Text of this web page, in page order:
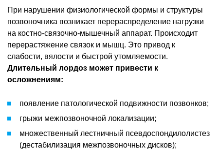
При нарушении физиологической формы и структуры
позвоночника возникает перераспределение нагрузки
на костно-связочно-мышечный аппарат. Происходит
перерастяжение связок и мышц. Это привод к
слабости, вялости и быстрой утомляемости.
Длительный лордоз может привести к
осложнениям:
появление патологической подвижности позвонков;
грыжи межпозвоночной локализации;
множественный лестничный псевдоспондилолистез
(дестабилизация межпозвоночных дисков);